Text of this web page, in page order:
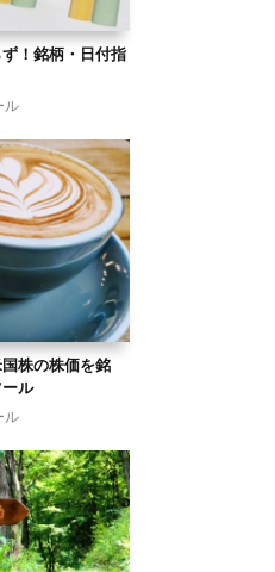
ず！銘柄・日付指
ル
国株の株価を銘
ル
ル